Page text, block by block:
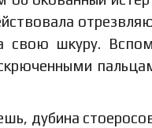
свою шкуру.
дубина